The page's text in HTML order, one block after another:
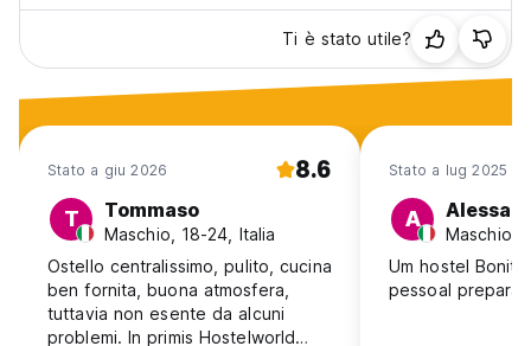
Ti è stato utile?
Stato a giu 2026 8.6
T Tommaso
Maschio, 18-24, Italia
Ostello centralissimo, pulito, cucina
ben fornita, buona atmosfera,
tuttavia non esente da alcuni
problemi. In primis Hostelworld
Stato a lug 2025
A
Maschio,
Um hostel
pessoal